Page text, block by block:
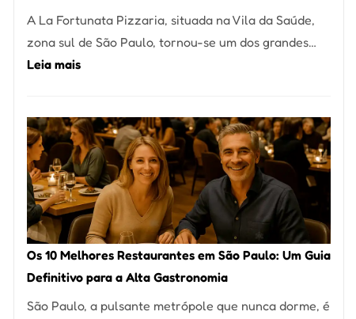
de
Pinheiros
A La Fortunata Pizzaria, situada na Vila da Saúde,
zona sul de São Paulo, tornou-se um dos grandes…
Leia mais:
Pizzaria:
tradição
em
pizza
artesanal
no
forno
à
lenha
Os 10 Melhores Restaurantes em São Paulo: Um Guia
Definitivo para a Alta Gastronomia
São Paulo, a pulsante metrópole que nunca dorme, é